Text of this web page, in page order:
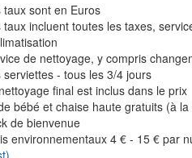
taux sont en Euros
taux incluent toutes les taxes,
de nettoyage, y compris
serviettes - tous les 3/4 jours
final est inclus dans le prix
bébé et chaise haute gratuits (à
de bienvenue
environnementaux4€- 15€par